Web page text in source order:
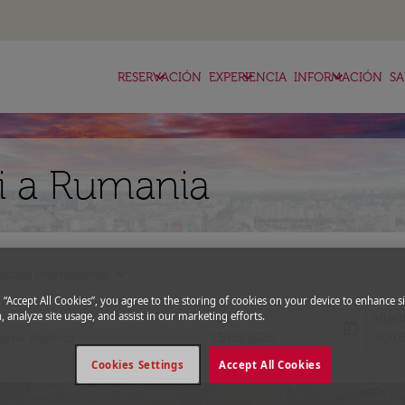
RESERVACIÓN
keyboard_arrow_down EXPERIENCIA
keyboard_arrow_down INFORMACIÓN
keyboard_arrow_down
a Rumania
Ida
fc-
“Accept All Cookies”, you agree to the storing of cookies on your device to enhance
analyze site usage, and assist in our marketing efforts.
Accept All Cookies
Cookies Settings